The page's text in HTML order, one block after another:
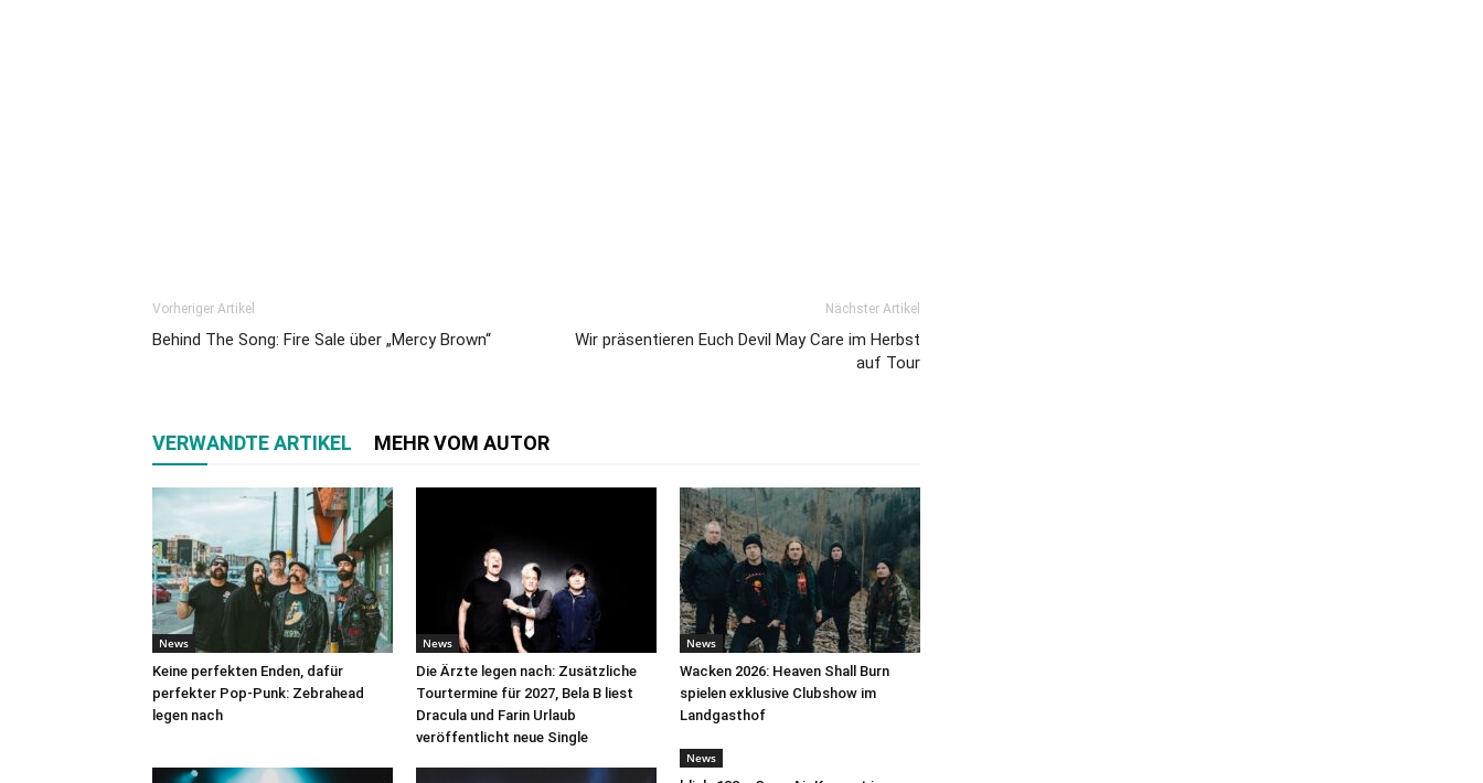
Vorheriger Artikel
Behind The Song: Fire Sale über „Mercy Brown“
Nächster Artikel
Wir präsentieren Euch Devil May Care im Herbst
auf Tour
VERWANDTE ARTIKEL MEHR VOM AUTOR
News
Keine perfekten Enden, dafür
perfekter Pop-Punk: Zebrahead
legen nach
News
Die Ärzte legen nach: Zusätzliche
Tourtermine für 2027, Bela B liest
Dracula und Farin Urlaub
veröffentlicht neue Single
News
Wacken 2026: Heaven Shall Burn
spielen exklusive Clubshow im
Landgasthof
News